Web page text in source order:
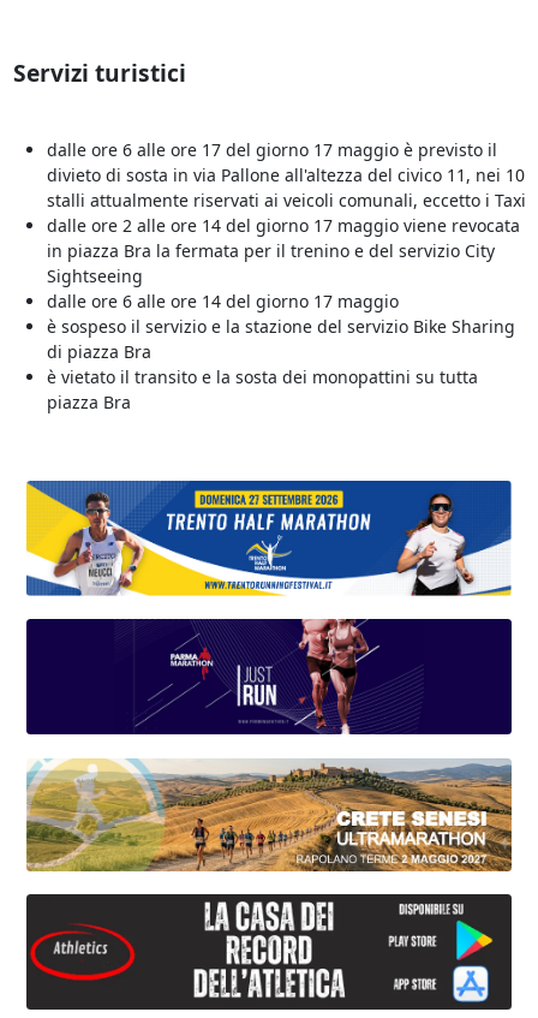
Servizi turistici
dalle ore 6 alle ore 17 del giorno 17 maggio è previsto il
divieto di sosta in via Pallone all'altezza del civico 11, nei 10
stalli attualmente riservati ai veicoli comunali, eccetto i Taxi
dalle ore 2 alle ore 14 del giorno 17 maggio viene revocata
in piazza Bra la fermata per il trenino e del servizio City
Sightseeing
dalle ore 6 alle ore 14 del giorno 17 maggio
è sospeso il servizio e la stazione del servizio Bike Sharing
di piazza Bra
è vietato il transito e la sosta dei monopattini su tutta
piazza Bra